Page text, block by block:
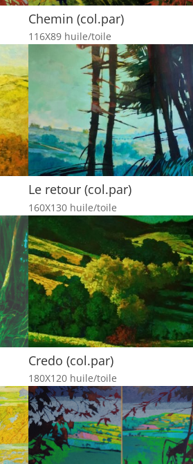
Chemin (col.par)
116X89 huile/toile
Le retour (col.par)
160X130 huile/toile
Credo (col.par)
180X120 huile/toile